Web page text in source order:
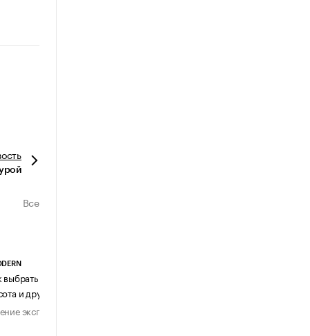
Все
выбрать журнальный столик:
и другие ключевые параметры
эксперта